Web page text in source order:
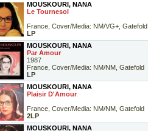
MOUSKOURI, NANA
Le Tournesol
France, Cover/Media: NM/VG+, Gatefold
LP
MOUSKOURI, NANA
Par Amour
1987
France, Cover/Media: NM/NM, Gatefold
LP
MOUSKOURI, NANA
Plaisir D'Amour
France, Cover/Media: NM/NM, Gatefold
2LP
MOUSKOURI, NANA